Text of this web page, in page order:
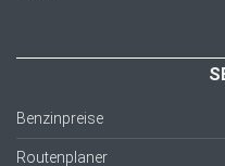
Benzinpreise
Routenplaner